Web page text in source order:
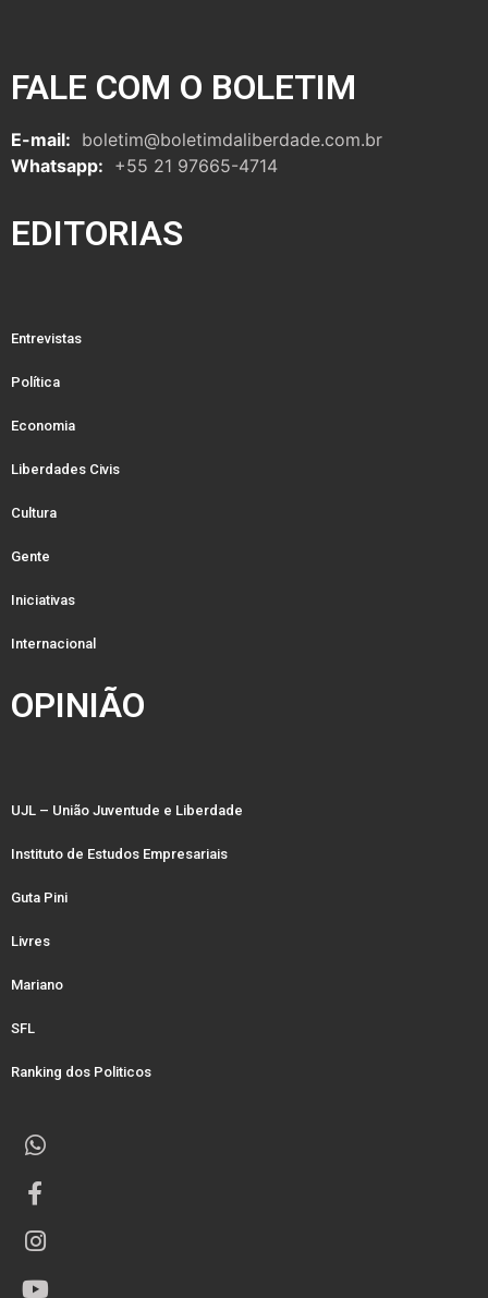
FALE COM O BOLETIM
E-mail: boletim@boletimdaliberdade.com.br
Whatsapp: +55 21 97665-4714
EDITORIAS
Entrevistas
Política
Economia
Liberdades Civis
Cultura
Gente
Iniciativas
Internacional
OPINIÃO
UJL – União Juventude e Liberdade
Instituto de Estudos Empresariais
Guta Pini
Livres
Mariano
SFL
Ranking dos Politicos